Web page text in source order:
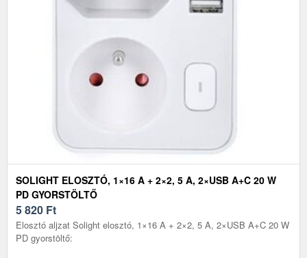
SOLIGHT ELOSZTÓ, 1×16 A + 2×2, 5 A, 2×USB A+C 20 W
PD GYORSTÖLTŐ
5 820 Ft
Elosztó aljzat Solight elosztó, 1×16 A + 2×2, 5 A, 2×USB A+C 20 W
PD gyorstöltő: